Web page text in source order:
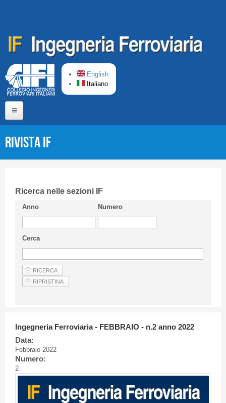
English
Italiano
CIFI in breve
Linee Guida
Privacy Policy
Articoli
Rivista IF
Ricerca nelle sezioni IF
Anno Numero
Cerca
Ingegneria Ferroviaria - FEBBRAIO - n.2 anno 2022
Data:
Febbraio 2022
Numero:
2